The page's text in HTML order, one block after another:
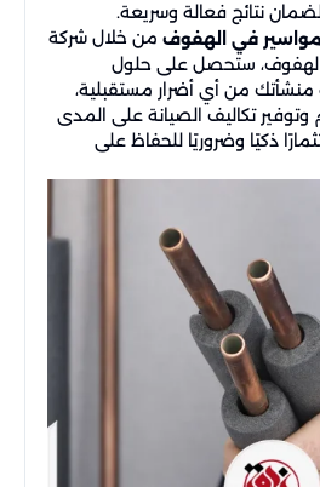
نتائج فعالة وسريعة.
في الهفوف من خلال شركة
الهفوف، ستحصل على حلول
من أي أضرار مستقبلية،
تكاليف الصيانة على المدى
ذكيًا وضروريًا للحفاظ على